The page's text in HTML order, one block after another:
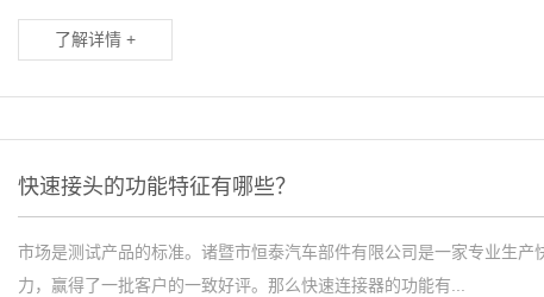
了解详情 +
快速接头的功能特征有哪些？
市场是测试产品的标准。诸暨市恒泰汽车部件有限公司是一家专业生
力，赢得了一批客户的一致好评。那么快速连接器的功能有...